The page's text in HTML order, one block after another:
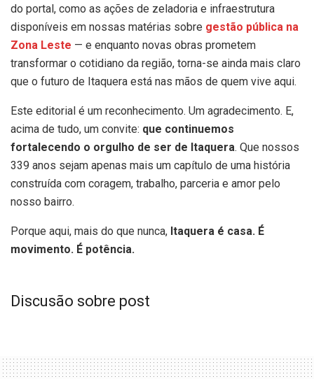
do portal, como as ações de zeladoria e infraestrutura
disponíveis em nossas matérias sobre gestão pública na
Zona Leste — e enquanto novas obras prometem
transformar o cotidiano da região, torna-se ainda mais claro
que o futuro de Itaquera está nas mãos de quem vive aqui.
Este editorial é um reconhecimento. Um agradecimento. E,
acima de tudo, um convite: que continuemos
fortalecendo o orgulho de ser de Itaquera. Que nossos
339 anos sejam apenas mais um capítulo de uma história
construída com coragem, trabalho, parceria e amor pelo
nosso bairro.
Porque aqui, mais do que nunca, Itaquera é casa. É
movimento. É potência.
Discusão sobre post